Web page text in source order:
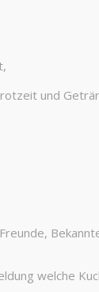
und
welche